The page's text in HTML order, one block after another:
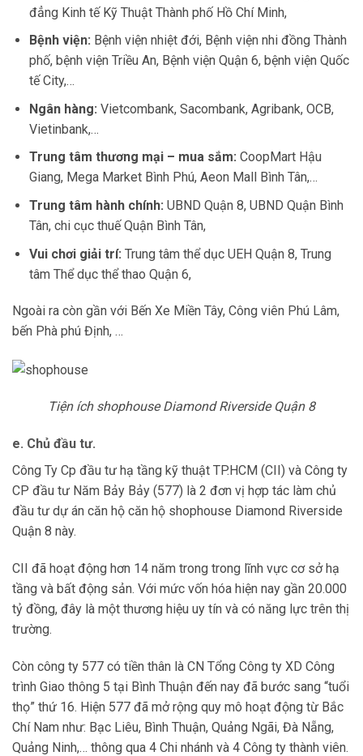
đẳng Kinh tế Kỹ Thuật Thành phố Hồ Chí Minh,
Bệnh viện: Bệnh viện nhiệt đới, Bệnh viện nhi đồng Thành
phố, bệnh viện Triều An, Bệnh viện Quận 6, bệnh viện Quốc
tế City,…
Ngân hàng: Vietcombank, Sacombank, Agribank, OCB,
Vietinbank,…
Trung tâm thương mại – mua sắm: CoopMart Hậu
Giang, Mega Market Bình Phú, Aeon Mall Bình Tân,…
Trung tâm hành chính: UBND Quận 8, UBND Quận Bình
Tân, chi cục thuế Quận Bình Tân,
Vui chơi giải trí: Trung tâm thể dục UEH Quận 8, Trung
tâm Thể dục thể thao Quận 6,
Ngoài ra còn gần với Bến Xe Miền Tây, Công viên Phú Lâm,
bến Phà phú Định, …
Tiện ích shophouse Diamond Riverside Quận 8
e. Chủ đầu tư.
Công Ty Cp đầu tư hạ tầng kỹ thuật TP.HCM (CII) và Công ty
CP đầu tư Năm Bảy Bảy (577) là 2 đơn vị hợp tác làm chủ
đầu tư dự án căn hộ căn hộ shophouse Diamond Riverside
Quận 8 này.
CII đã hoạt động hơn 14 năm trong trong lĩnh vực cơ sở hạ
tầng và bất động sản. Với mức vốn hóa hiện nay gần 20.000
tỷ đồng, đây là một thương hiệu uy tín và có năng lực trên thị
trường.
Còn công ty 577 có tiền thân là CN Tổng Công ty XD Công
trình Giao thông 5 tại Bình Thuận đến nay đã bước sang “tuổi
thọ” thứ 16. Hiện 577 đã mở rộng quy mô hoạt động từ Bắc
Chí Nam như: Bạc Liêu, Bình Thuận, Quảng Ngãi, Đà Nẵng,
Quảng Ninh,… thông qua 4 Chi nhánh và 4 Công ty thành viên.